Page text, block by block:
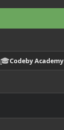
🎓Codeby Academy